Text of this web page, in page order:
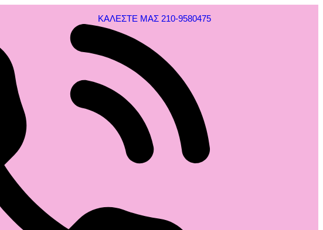
ΚΑΛΕΣΤΕ ΜΑΣ 210-9580475